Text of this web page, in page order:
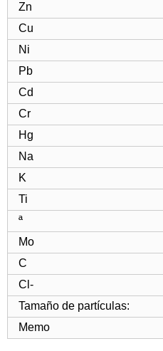
Zn
Cu
Ni
Pb
Cd
Cr
Hg
Na
K
Ti
ª
Mo
C
Cl-
Tamaño de partículas:
Memo